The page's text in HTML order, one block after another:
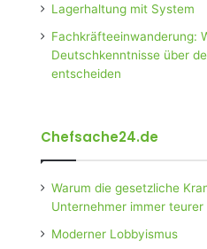
Lagerhaltung mit System
Fachkräfteeinwanderung:
Deutschkenntnisse über
entscheiden
Chefsache24.de
Warum die gesetzliche
Unternehmer immer teurer
Moderner Lobbyismus